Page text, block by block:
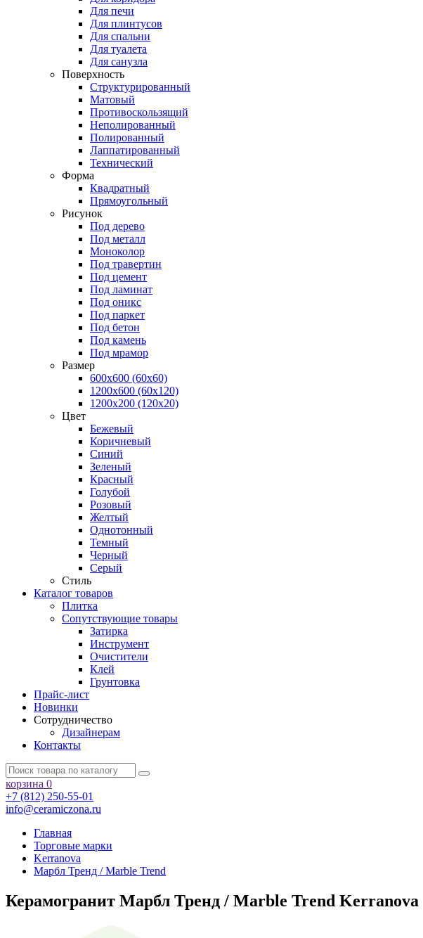
Для печи
Для плинтусов
Для спальни
Для туалета
Для санузла
Поверхность
Структурированный
Матовый
Противоскользящий
Неполированный
Полированный
Лаппатированный
Технический
Форма
Квадратный
Прямоугольный
Рисунок
Под дерево
Под металл
Моноколор
Под травертин
Под цемент
Под ламинат
Под оникс
Под паркет
Под бетон
Под камень
Под мрамор
Размер
600х600 (60х60)
1200х600 (60х120)
1200х200 (120x20)
Цвет
Бежевый
Коричневый
Синий
Зеленый
Красный
Голубой
Розовый
Желтый
Однотонный
Темный
Черный
Серый
Стиль
Каталог товаров
Плитка
Сопутствующие товары
Затирка
Инструмент
Очистители
Клей
Грунтовка
Прайс-лист
Новинки
Сотрудничество
Дизайнерам
Контакты
корзина 0
+7 (812) 250-55-01
info@ceramiczona.ru
Главная
Торговые марки
Kerranova
Марбл Тренд / Marble Trend
Керамогранит Марбл Тренд / Marble Trend Kerranova